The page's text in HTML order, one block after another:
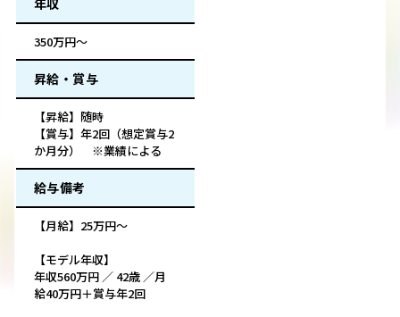
年収
350万円～
昇給・賞与
【昇給】随時
【賞与】年2回（想定賞与2
か月分） ※業績による
給与備考
【月給】25万円～
【モデル年収】
年収560万円 ／ 42歳 ／月
給40万円＋賞与年2回